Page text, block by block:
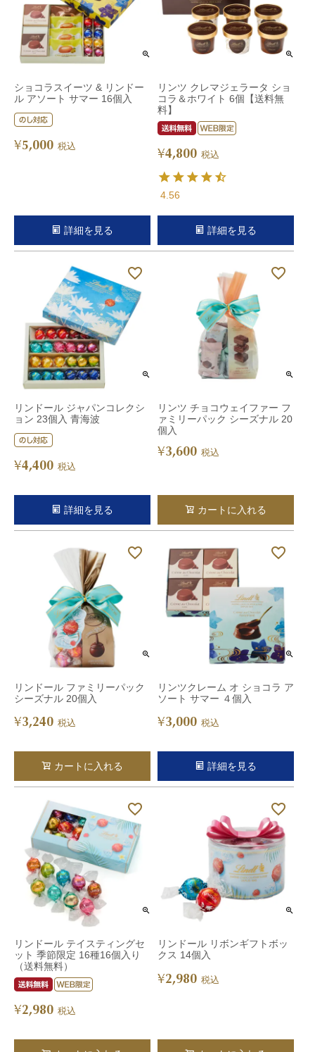
ショコラスイーツ & リンドー
ル アソート サマー 16個入
¥5,000 税込
詳細を見る
リンツ クレマジェラータ ショ
コラ＆ホワイト 6個【送料無
料】
¥4,800 税込
4.56
詳細を見る
リンドール ジャパンコレクシ
ョン 23個入 青海波
¥4,400 税込
詳細を見る
リンツ チョコウェイファー フ
ァミリーパック シーズナル 20
個入
¥3,600 税込
カートに入れる
リンドール ファミリーパック
シーズナル 20個入
¥3,240 税込
カートに入れる
リンツクレーム オ ショコラ ア
ソート サマー ４個入
¥3,000 税込
詳細を見る
リンドール テイスティングセ
ット 季節限定 16種16個入り
（送料無料）
¥2,980 税込
リンドール リボンギフトボッ
クス 14個入
¥2,980 税込